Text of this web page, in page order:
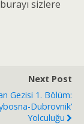
sizlere
Next Post
Gezisi 1. Bölüm:
Dubrovnik’
Yolculuğu